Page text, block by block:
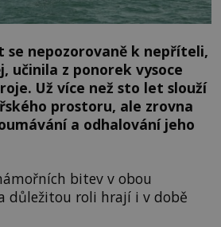
se nepozorovaně k nepříteli,
učinila z ponorek vysoce
Už více než sto let slouží
prostoru, ale zrovna
a odhalování jeho
bitev v obou
důležitou roli hrají i v době